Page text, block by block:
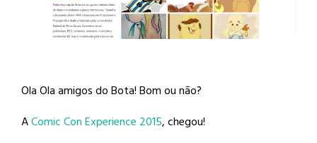
Ola Ola amigos do Bota! Bom ou não?
AComic Con Experience 2015, chegou!